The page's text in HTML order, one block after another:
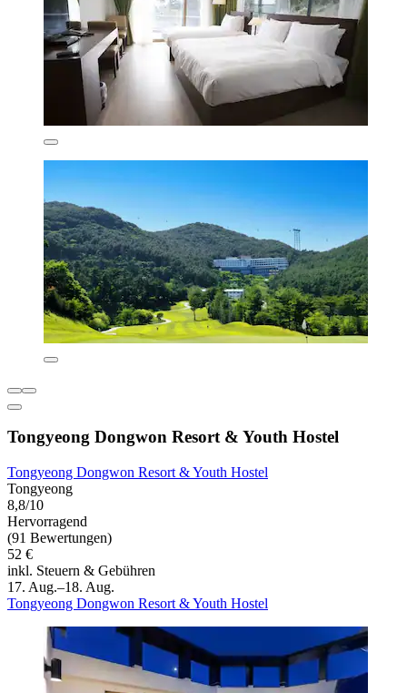
Tongyeong Dongwon Resort & Youth Hostel
Tongyeong Dongwon Resort & Youth Hostel
Tongyeong
8,8/10
Hervorragend
(91 Bewertungen)
52 €
inkl. Steuern & Gebühren
17. Aug.–18. Aug.
Tongyeong Dongwon Resort & Youth Hostel